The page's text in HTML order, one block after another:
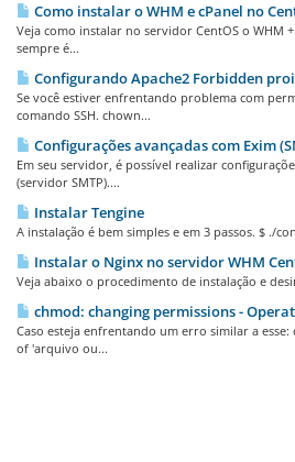
Como instalar o WHM e cPanel no
Veja como instalar no servidor CentOS o WHM
sempre é...
Configurando Apache2 Forbidden
Se você estiver enfrentando problema com
comando SSH. chown...
Configurações avançadas com Exim
Em seu servidor, é possível realizar
(servidor SMTP)....
Instalar Tengine
A instalação é bem simples e em 3 passos. $ ./
Instalar o Nginx no servidor WHM
Veja abaixo o procedimento de instalação e
chmod: changing permissions -
Caso esteja enfrentando um erro similar a
of 'arquivo ou...